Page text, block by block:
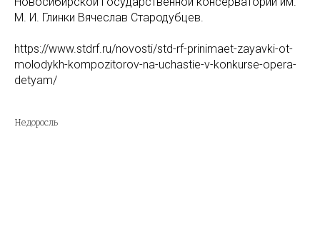
М. И. Глинки Вячеслав Стародубцев.
https://www.stdrf.ru/novosti/std-rf-prinimaet-zayavki-ot-
molodykh-kompozitorov-na-uchastie-v-konkurse-opera-
detyam/
Недоросль